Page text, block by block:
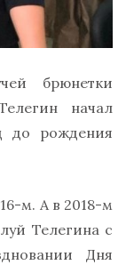
брюнетки
начал
до рождения
м. А в 2018-м
Телегина с
Дня